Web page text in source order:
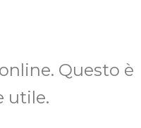
Questo è
utile.